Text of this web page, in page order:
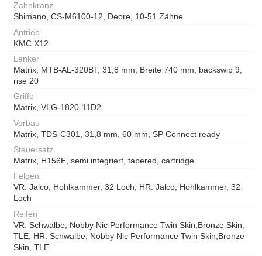
Zahnkranz
Shimano, CS-M6100-12, Deore, 10-51 Zähne
Antrieb
KMC X12
Lenker
Matrix, MTB-AL-320BT, 31,8 mm, Breite 740 mm, backswip 9,
rise 20
Griffe
Matrix, VLG-1820-11D2
Vorbau
Matrix, TDS-C301, 31,8 mm, 60 mm, SP Connect ready
Steuersatz
Matrix, H156E, semi integriert, tapered, cartridge
Felgen
VR: Jalco, Hohlkammer, 32 Loch, HR: Jalco, Hohlkammer, 32
Loch
Reifen
VR: Schwalbe, Nobby Nic Performance Twin Skin,Bronze Skin,
TLE, HR: Schwalbe, Nobby Nic Performance Twin Skin,Bronze
Skin, TLE